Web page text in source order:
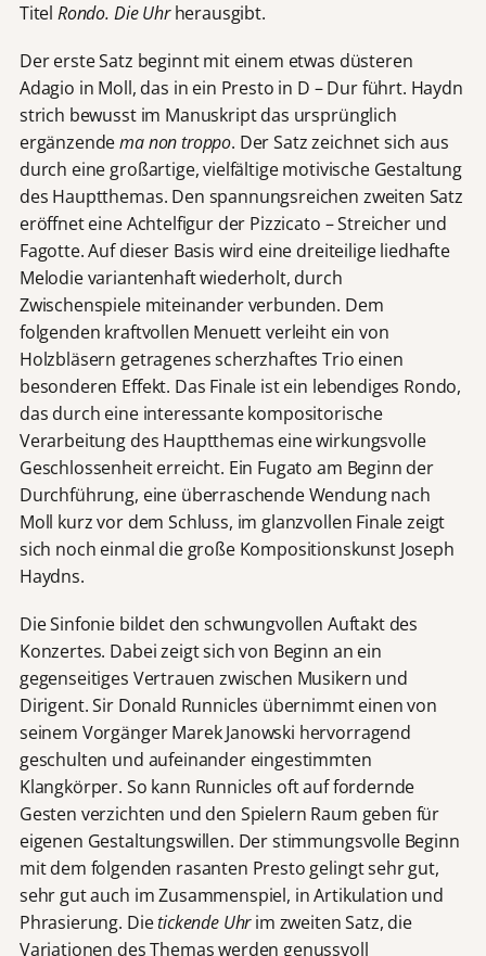
Titel Rondo. Die Uhrherausgibt.
Der erste Satz beginnt mit einem etwas düsteren
Adagio in Moll, das in ein Presto in D – Dur führt. Haydn
strich bewusst im Manuskript das ursprünglich
ergänzendema non troppo. Der Satz zeichnet sich aus
durch eine großartige, vielfältige motivische Gestaltung
des Hauptthemas. Den spannungsreichen zweiten Satz
eröffnet eine Achtelfigur der Pizzicato – Streicher und
Fagotte. Auf dieser Basis wird eine dreiteilige liedhafte
Melodie variantenhaft wiederholt, durch
Zwischenspiele miteinander verbunden. Dem
folgenden kraftvollen Menuett verleiht ein von
Holzbläsern getragenes scherzhaftes Trio einen
besonderen Effekt. Das Finale ist ein lebendiges Rondo,
das durch eine interessante kompositorische
Verarbeitung des Hauptthemas eine wirkungsvolle
Geschlossenheit erreicht. Ein Fugato am Beginn der
Durchführung, eine überraschende Wendung nach
Moll kurz vor dem Schluss, im glanzvollen Finale zeigt
sich noch einmal die große Kompositionskunst Joseph
Haydns.
Die Sinfonie bildet den schwungvollen Auftakt des
Konzertes. Dabei zeigt sich von Beginn an ein
gegenseitiges Vertrauen zwischen Musikern und
Dirigent. Sir Donald Runnicles übernimmt einen von
seinem Vorgänger Marek Janowski hervorragend
geschulten und aufeinander eingestimmten
Klangkörper. So kann Runnicles oft auf fordernde
Gesten verzichten und den Spielern Raum geben für
eigenen Gestaltungswillen. Der stimmungsvolle Beginn
mit dem folgenden rasanten Presto gelingt sehr gut,
sehr gut auch im Zusammenspiel, in Artikulation und
Phrasierung. Dietickende Uhrim zweiten Satz, die
Variationen des Themas werden genussvoll